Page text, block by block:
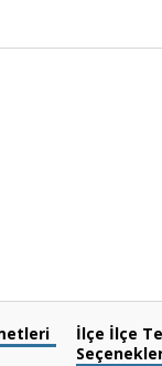
İlçe İlçe